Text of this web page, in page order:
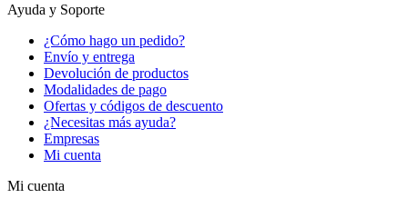
Ayuda y Soporte
¿Cómo hago un pedido?
Envío y entrega
Devolución de productos
Modalidades de pago
Ofertas y códigos de descuento
¿Necesitas más ayuda?
Empresas
Mi cuenta
Mi cuenta